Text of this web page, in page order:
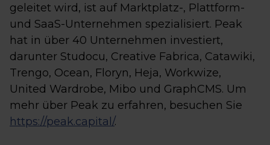
geleitet wird, ist auf Marktplatz-, Plattform-
und SaaS-Unternehmen spezialisiert. Peak
hat in über 40 Unternehmen investiert,
darunter Studocu, Creative Fabrica, Catawiki,
Trengo, Ocean, Floryn, Heja, Workwize,
United Wardrobe, Mibo und GraphCMS. Um
mehr über Peak zu erfahren, besuchen Sie
https://peak.capital/.